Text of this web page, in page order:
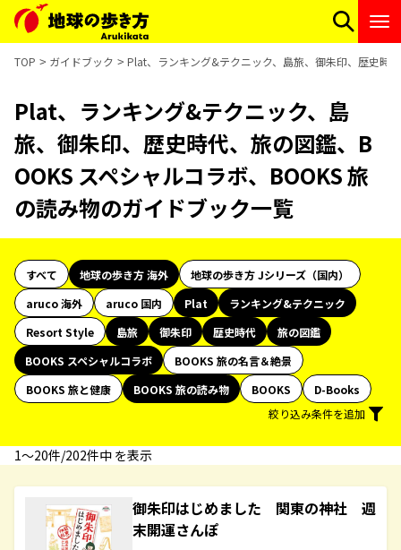
TOP ガイドブック Plat、ランキング&テクニック、島旅、御朱印、歴史時
Plat、ランキング&テクニック、島
旅、御朱印、歴史時代、旅の図鑑、B
OOKS スペシャルコラボ、BOOKS 旅
の読み物のガイドブック一覧
すべて 地球の歩き方 海外
地球の歩き方 Jシリーズ（国内）
aruco 海外
aruco 国内 Plat
ランキング&テクニック
Resort Style
島旅 御朱印 歴史時代
旅の図鑑
BOOKS スペシャルコラボ
BOOKS 旅の名言＆絶景
BOOKS 旅と健康
BOOKS 旅の読み物 BOOKS
D-Books
絞り込み条件を追加
1〜20件/202件中 を表示
御朱印はじめました 関東の神社 週
末開運さんぽ